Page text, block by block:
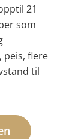
21
som
peis, flere
til